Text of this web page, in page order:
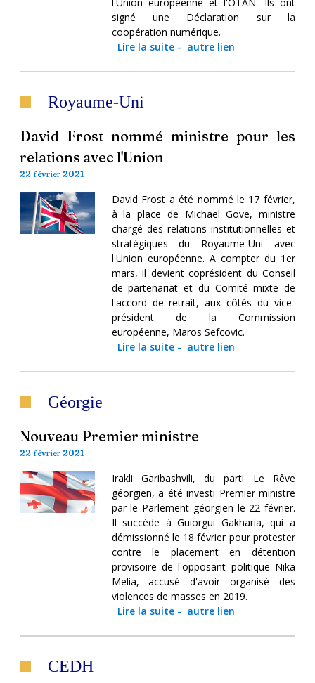
signé une Déclaration sur la
coopération numérique.
Lire la suite- autre lien
Royaume-Uni
David Frost nommé ministre pour les
relations avec l'Union
22 février 2021
David Frost a été nommé le 17 février,
à la place de Michael Gove, ministre
chargé des relations institutionnelles et
stratégiques du Royaume-Uni avec
l'Union européenne. A compter du 1er
mars, il devient coprésident du Conseil
de partenariat et du Comité mixte de
l'accord de retrait, aux côtés du vice-
président de la Commission
européenne, Maros Sefcovic.
Lire la suite- autre lien
Géorgie
Nouveau Premier ministre
22 février 2021
Irakli Garibashvili, du parti Le Rêve
géorgien, a été investi Premier ministre
par le Parlement géorgien le 22 février.
Il succède à Guiorgui Gakharia, qui a
démissionné le 18 février pour protester
contre le placement en détention
provisoire de l'opposant politique Nika
Melia, accusé d'avoir organisé des
violences de masses en 2019.
Lire la suite- autre lien
CEDH